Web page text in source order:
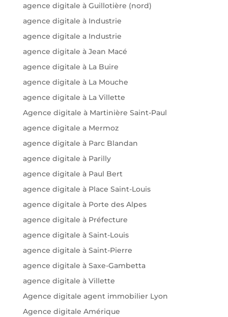
agence digitale à Guillotière (nord)
agence digitale à Industrie
agence digitale a Industrie
agence digitale à Jean Macé
agence digitale à La Buire
agence digitale à La Mouche
agence digitale à La Villette
Agence digitale à Martinière Saint-Paul
agence digitale a Mermoz
agence digitale à Parc Blandan
agence digitale à Parilly
agence digitale à Paul Bert
agence digitale à Place Saint-Louis
agence digitale à Porte des Alpes
agence digitale à Préfecture
agence digitale à Saint-Louis
agence digitale à Saint-Pierre
agence digitale à Saxe-Gambetta
agence digitale à Villette
Agence digitale agent immobilier Lyon
Agence digitale Amérique